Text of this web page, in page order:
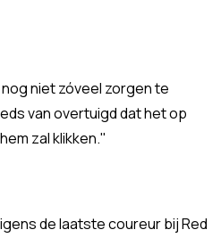
niet zóveel zorgen te
van overtuigd dat het op
zal klikken."
de laatste coureur bij Red